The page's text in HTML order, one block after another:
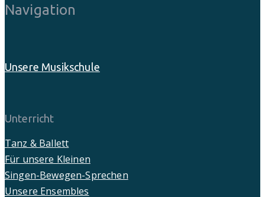
Navigation
Unsere Musikschule
Unterricht
Tanz & Ballett
Für unsere Kleinen
Singen-Bewegen-Sprechen
Unsere Ensembles